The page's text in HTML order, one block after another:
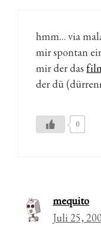
hmm… via
mir spontan
mir der das
der dü
0
mequito
Juli 25,